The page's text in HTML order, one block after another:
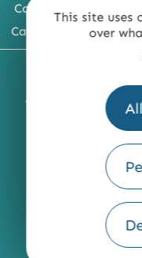
This site uses
over
Comment venir ?
Carte du territoire
ACCESSIBILITÉ : NON
QUI
Fourni